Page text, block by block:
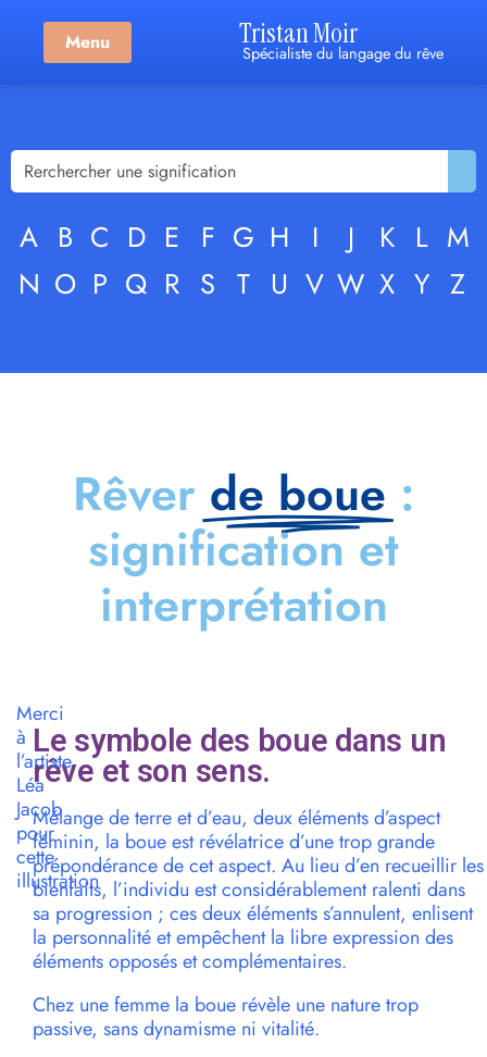
Menu Tristan Moir
Spécialiste du langage du rêve
A B C D E F G H I J K L M
N O P Q R S T U V W X Y Z
Rêver de boue :
signification et
interprétation
Le symbole des boue dans un
rêve et son sens.
Mélange de terre et d’eau, deux éléments d’aspect
féminin, la boue est révélatrice d’une trop grande
prépondérance de cet aspect. Au lieu d’en recueillir les
bienfaits, l’individu est considérablement ralenti dans
sa progression ; ces deux éléments s’annulent, enlisent
la personnalité et empêchent la libre expression des
éléments opposés et complémentaires.
Chez une femme la boue révèle une nature trop
passive, sans dynamisme ni vitalité.
Merci
à
l’artiste
Léa
Jacob
pour
cette
illustration